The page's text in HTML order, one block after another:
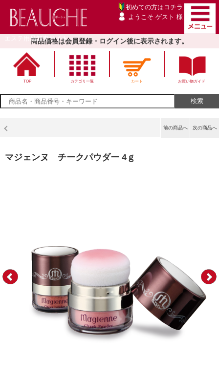
エステ用品卸売サイト
初めての方は コチラ
ようこそ ゲスト 様
商品価格は会員登録・ログイン後に表示されます。
TOP カテゴリ一覧 カート お買い物ガイド
次の商品へ
前の商品へ
マジェンヌ チークパウダー 4ｇ